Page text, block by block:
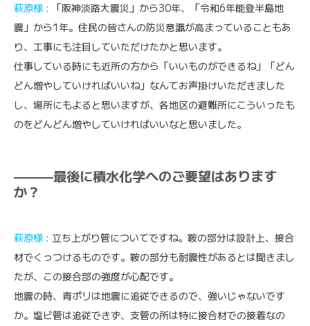
萩原様 : 「阪神淡路大震災」から30年、「令和6年能登半島地
震」から1年。住民の皆さんの防災意識が高まっていることもあ
り、工事にも注目していただけたかと思います。
仕事している時にも近所の方から「いいものができるね」「どん
どん増やしていければいいね」なんてお声掛けいただきました
し、場所にもよると思いますが、各地区の避難所にこういったも
のをどんどん増やしていければいいなと思いました。
———最後に積水化学へのご要望はあります
か？
萩原様 : 立ち上がり管についてですね。鞍の部分は設計上、接合
材でくっつけるものです。鞍の部分も耐震性があるとは聞きまし
たが、この接合部の強度が心配です。
地震の時、青ポリは地震に追従できるので、強いじゃないです
か。塩ビ管は追従できず、支管の所は特に接合材での接着なの